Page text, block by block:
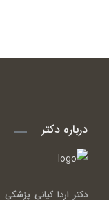
درباره دکتر
دکتر اردا کیانی